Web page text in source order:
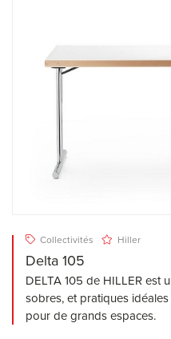
Collectivités Hiller
Delta 105
DELTA 105 de HILLER est
sobres, et pratiques
pour de grands espaces.